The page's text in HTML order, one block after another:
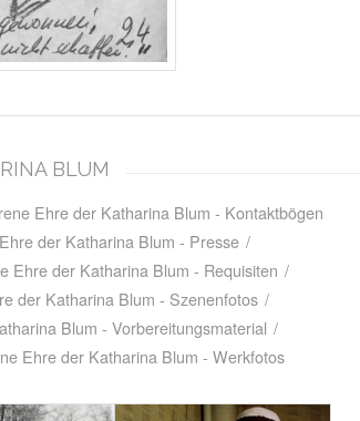
BLUM
Ehre der Katharina Blum - Kontaktbögen
der Katharina Blum - Presse /
Ehre der Katharina Blum - Requisiten /
der Katharina Blum - Szenenfotos /
Blum - Vorbereitungsmaterial /
Ehre der Katharina Blum - Werkfotos